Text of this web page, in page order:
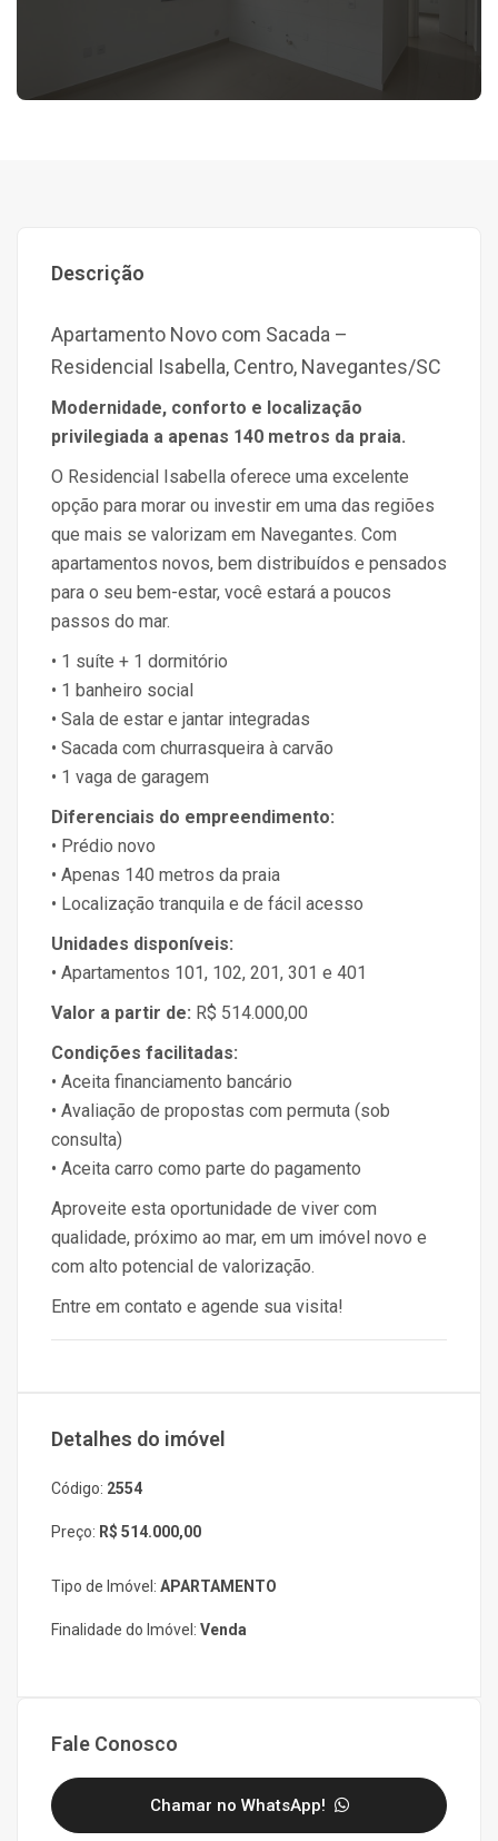
Descrição
Apartamento Novo com Sacada –
Residencial Isabella, Centro, Navegantes/SC
Modernidade, conforto e localização
privilegiada a apenas 140 metros da praia.
O Residencial Isabella oferece uma excelente
opção para morar ou investir em uma das regiões
que mais se valorizam em Navegantes. Com
apartamentos novos, bem distribuídos e pensados
para o seu bem-estar, você estará a poucos
passos do mar.
• 1 suíte + 1 dormitório
• 1 banheiro social
• Sala de estar e jantar integradas
• Sacada com churrasqueira à carvão
• 1 vaga de garagem
Diferenciais do empreendimento:
• Prédio novo
• Apenas 140 metros da praia
• Localização tranquila e de fácil acesso
Unidades disponíveis:
• Apartamentos 101, 102, 201, 301 e 401
Valor a partir de: R$ 514.000,00
Condições facilitadas:
• Aceita financiamento bancário
• Avaliação de propostas com permuta (sob
consulta)
• Aceita carro como parte do pagamento
Aproveite esta oportunidade de viver com
qualidade, próximo ao mar, em um imóvel novo e
com alto potencial de valorização.
Entre em contato e agende sua visita!
Detalhes do imóvel
Código: 2554
Preço: R$ 514.000,00
Tipo de Imóvel: APARTAMENTO
Finalidade do Imóvel: Venda
Fale Conosco
Chamar no WhatsApp!